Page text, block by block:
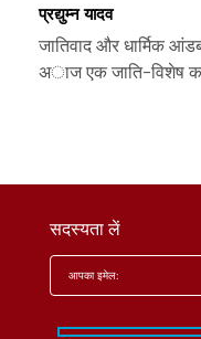
प्रद्युम्न यादव
जातिवाद और धार्मिक
अाज एक जाति-विशेष
सदस्यता लें